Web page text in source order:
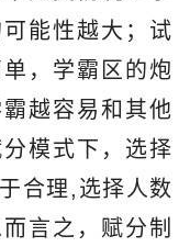
能性越大；试
，学霸区的炮
越容易和其他
模式下，选择
合理,选择人数
言之，赋分制